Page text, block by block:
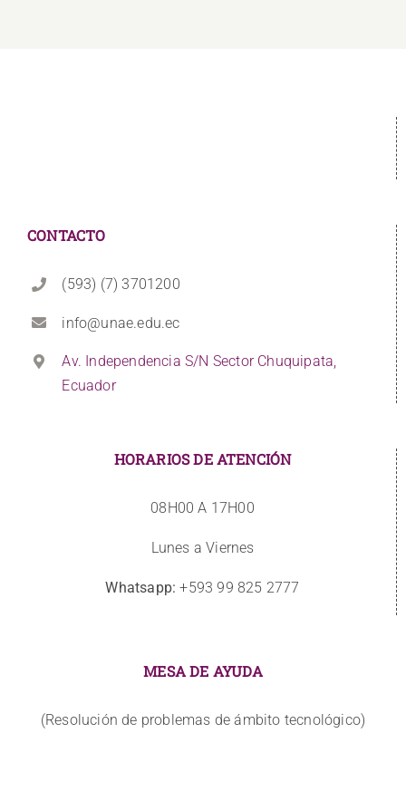
CONTACTO
(593) (7) 3701200
info@unae.edu.ec
Av. Independencia S/N Sector Chuquipata,
Ecuador
HORARIOS DE ATENCIÓN
08H00 A 17H00
Lunes a Viernes
Whatsapp: +593 99 825 2777
MESA DE AYUDA
(Resolución de problemas de ámbito tecnológico)